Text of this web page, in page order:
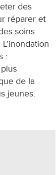
des
réparer et
soins
:
de la
jeunes.